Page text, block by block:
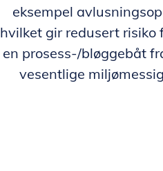
eksempel
hvilket gir redusert risiko
en prosess-/bløggebåt
vesentlige